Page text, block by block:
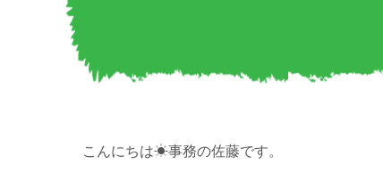
こんにちは☀事務の佐藤です。